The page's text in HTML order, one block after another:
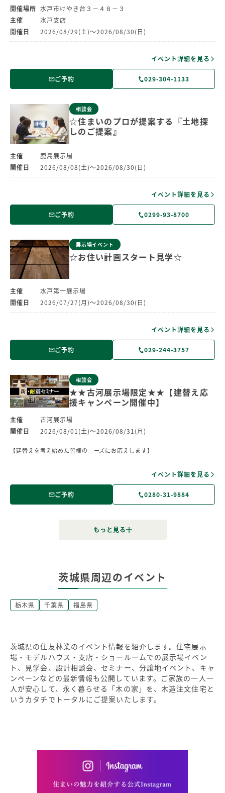
開催場所 水戸市けやき台３－４８－３
主催
水戸支店
開催日
2026/08/29(土)～2026/08/30(日)
イベント詳細を見る
ご予約 029-304-1133
相談会
☆住まいのプロが提案する『土地探
しのご提案』
主催
鹿島展示場
開催日
2026/08/08(土)～2026/08/30(日)
イベント詳細を見る
ご予約 0299-93-8700
展示場イベント
☆お住い計画スタート見学☆
主催
水戸第一展示場
開催日
2026/07/27(月)～2026/08/30(日)
イベント詳細を見る
ご予約 029-244-3757
相談会
★★古河展示場限定★★【建替え応
援キャンペーン開催中】
主催
古河展示場
開催日
2026/08/01(土)～2026/08/31(月)
【建替えを考え始めた皆様のニーズにお応えします】
イベント詳細を見る
ご予約 0280-31-9884
茨城県周辺のイベント
栃木県 千葉県 福島県
茨城県の住友林業のイベント情報を紹介します。住宅展示
場・モデルハウス・支店・ショールームでの展示場イベン
ト、見学会、設計相談会、セミナー、分譲地イベント、キャ
ンペーンなどの最新情報も公開しています。ご家族の一人一
人が安心して、永く暮らせる「木の家」を、木造注文住宅と
いうカタチでトータルにご提案いたします。